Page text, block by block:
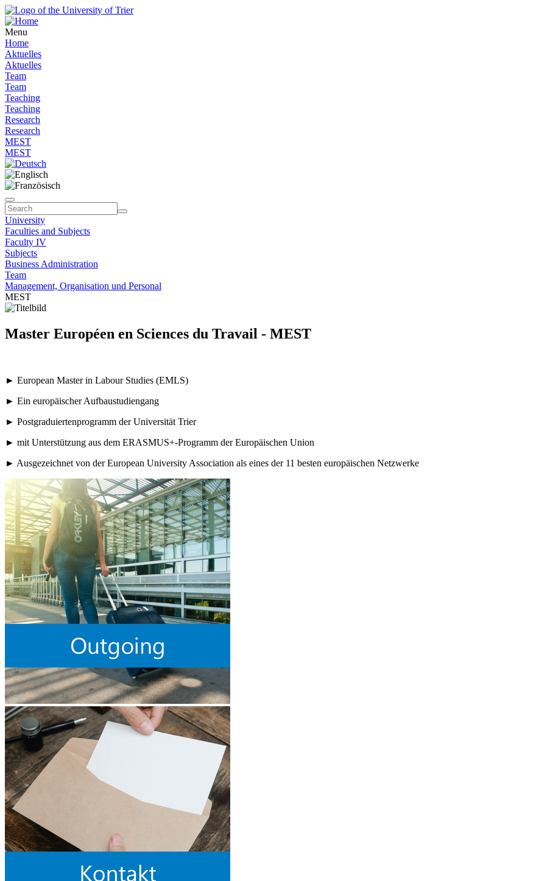
Menu
Home
Aktuelles
Aktuelles
Team
Team
Teaching
Teaching
Research
Research
MEST
MEST
University
Faculties and Subjects
Faculty IV
Subjects
Business Administration
Team
Management, Organisation und Personal
MEST
Master Européen en Sciences du Travail - MEST
► European Master in Labour Studies (EMLS)
► Ein europäischer Aufbaustudiengang
► Postgraduiertenprogramm der Universität Trier
► mit Unterstützung aus dem ERASMUS+-Programm der Europäischen Union
► Ausgezeichnet von der European University Association als eines der 11 besten europäischen Netzwerke